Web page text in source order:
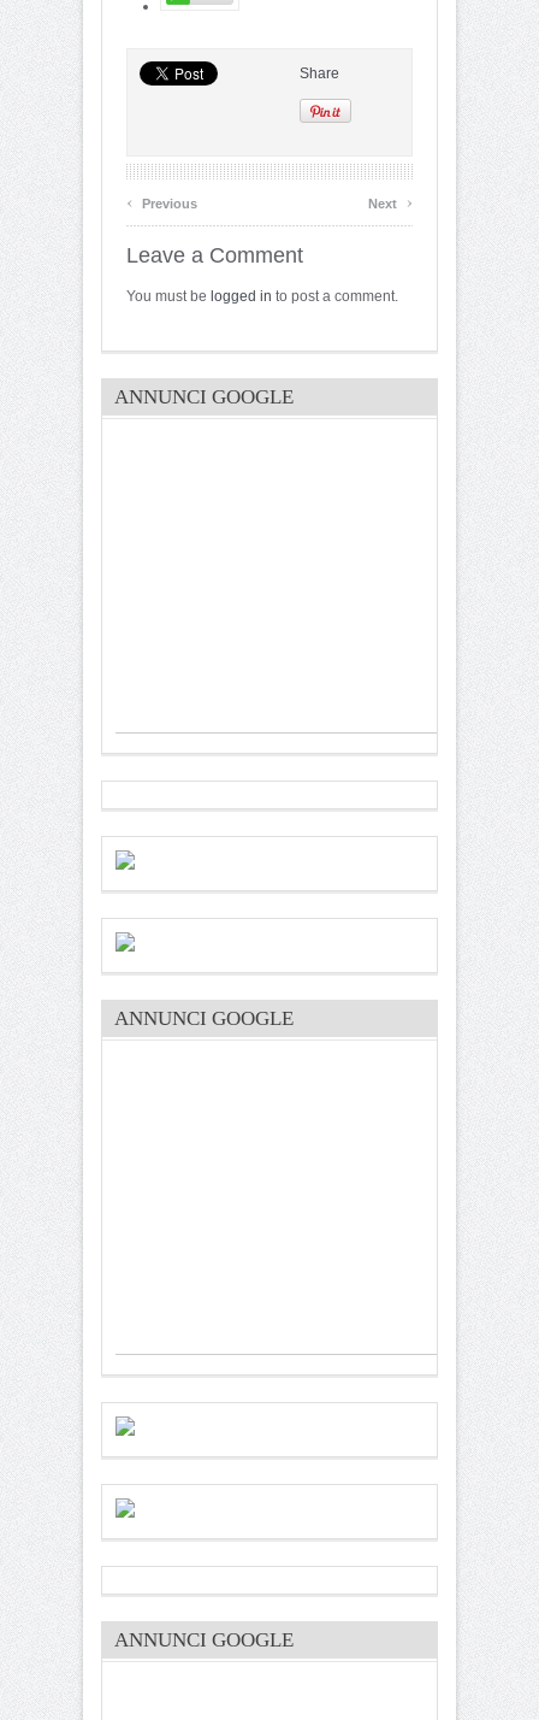
Share
‹ Previous Next ›
Leave a Comment
You must be logged in to post a comment.
ANNUNCI GOOGLE
ANNUNCI GOOGLE
ANNUNCI GOOGLE